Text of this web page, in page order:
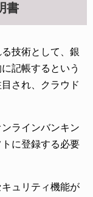
書
技術として、銀
記帳するという
され、クラウド
ラインバンキン
に登録する必要
ュリティ機能が